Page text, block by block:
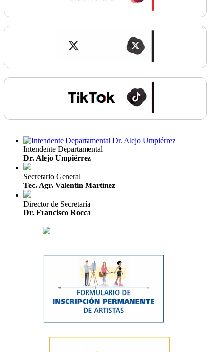
Intendente Departamental
Dr. Alejo Umpiérrez
Secretario General
Tec. Agr. Valentín Martínez
Director de Secretaría
Dr. Francisco Rocca